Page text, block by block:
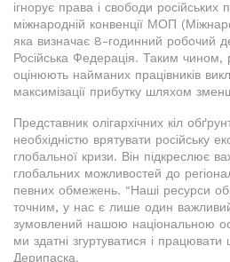
ігнорує права і свободи російських
міжнародній конвенції МОП
яка визначає 8-годинний робочий
Російська Федерація. Таким чином,
оцінюють найманих працівників
максимізації прибутку шляхом
Представник олігархічних кіл
необхідністю врятувати російську
глобальної кризи. Він підкреслює
глобальних можливостей до
певних обмежень. "Наші ресурси
точним, у нас є лише один
зумовлений нашою національною
ми здатні згуртуватися і
Дерипаска.